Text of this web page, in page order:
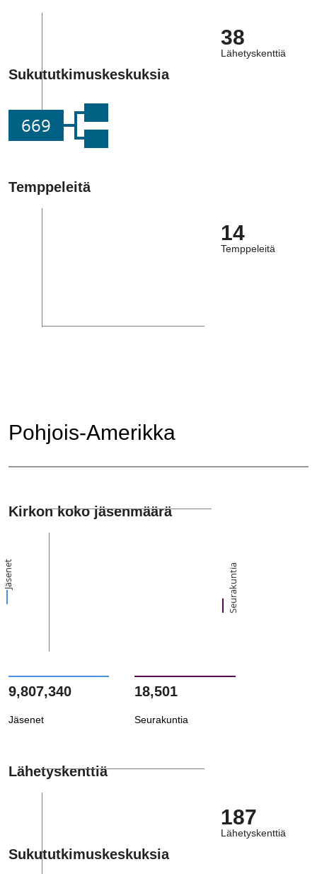
38
Lähetyskenttiä
Sukututkimuskeskuksia
669
Temppeleitä
14
Temppeleitä
Pohjois-Amerikka
Kirkon koko jäsenmäärä
Jäsenet Seurakuntia
9,807,340
Jäsenet
18,501
Seurakuntia
Lähetyskenttiä
187
Lähetyskenttiä
Sukututkimuskeskuksia